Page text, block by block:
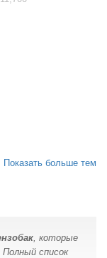
Показать больше тем
, которые
список